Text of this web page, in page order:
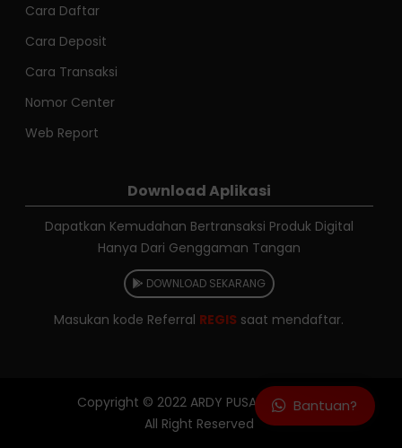
Bantuan?
Cara Daftar
Cara Deposit
Cara Transaksi
Nomor Center
Web Report
Download Aplikasi
Dapatkan Kemudahan Bertransaksi Produk Digital
Hanya Dari Genggaman Tangan
DOWNLOAD SEKARANG
Masukan kode Referral REGIS saat mendaftar.
Copyright © 2022 ARDY PUSAJA RELOAD
All Right Reserved